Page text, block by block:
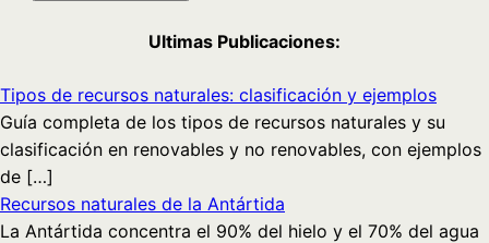
Ultimas Publicaciones:
Tipos de recursos naturales: clasificación y ejemplos
Guía completa de los tipos de recursos naturales y su
clasificación en renovables y no renovables, con ejemplos
de […]
Recursos naturales de la Antártida
La Antártida concentra el 90% del hielo y el 70% del agua